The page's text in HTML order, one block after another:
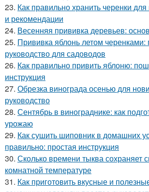
23. Как правильно хранить черенки
и рекомендации
24. Весенняя прививка деревьев:
25. Прививка яблонь летом черенками:
руководство для садоводов
26. Как правильно привить яблоню:
инструкция
27. Обрезка винограда осенью для
руководство
28. Сентябрь в винограднике: как
урожаю
29. Как сушить шиповник в домашних
правильно: простая инструкция
30. Сколько времени тыква сохраняет
комнатной температуре
31. Как приготовить вкусные и